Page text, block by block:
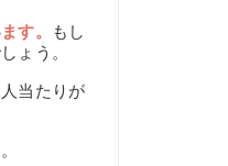
す。
もし
ょう。
当たりが